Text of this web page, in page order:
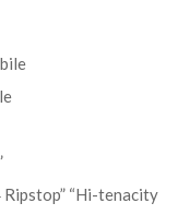
“Hi-tenacity